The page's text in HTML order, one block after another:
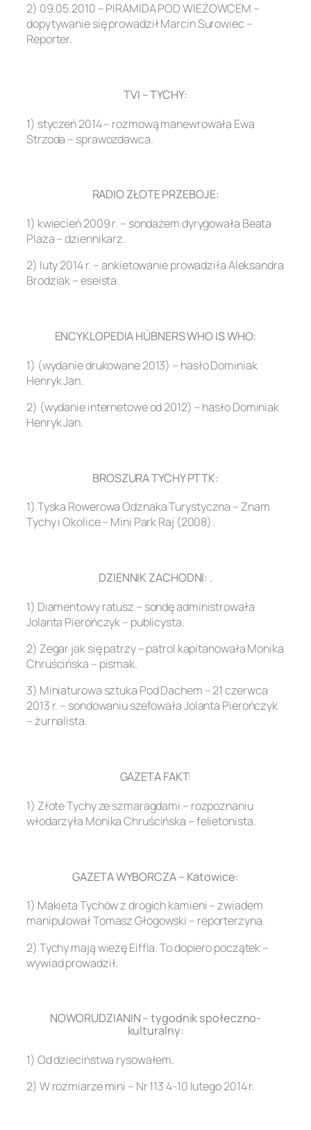
2) 09.05.2010 – PIRAMIDA POD WIEŻOWCEM –
dopytywanie się prowadził Marcin Surowiec –
Reporter.
TVI – TYCHY:
1) styczeń 2014 – rozmową manewrowała Ewa
Strzoda – sprawozdawca.
RADIO ZŁOTE PRZEBOJE:
1) kwiecień 2009 r. – sondażem dyrygowała Beata
Plaza – dziennikarz.
2) luty 2014 r. – ankietowanie prowadziła Aleksandra
Brodziak – eseista.
ENCYKLOPEDIA HÜBNERS WHO IS WHO:
1) (wydanie drukowane 2013) – hasło Dominiak
Henryk Jan.
2) (wydanie internetowe od 2012) – hasło Dominiak
Henryk Jan.
BROSZURA TYCHY PTTK:
1) Tyska Rowerowa Odznaka Turystyczna – Znam
Tychy i Okolice – Mini Park Raj (2008).
DZIENNIK ZACHODNI: .
1) Diamentowy ratusz – sondę administrowała
Jolanta Pierończyk – publicysta.
2) Zegar jak się patrzy – patrol kapitanowała Monika
Chruścińska – pismak.
3) Miniaturowa sztuka Pod Dachem – 21 czerwca
2013 r. – sondowaniu szefowała Jolanta Pierończyk
– żurnalista.
GAZETA FAKT:
1) Złote Tychy ze szmaragdami – rozpoznaniu
włodarzyła Monika Chruścińska – felietonista.
GAZETA WYBORCZA – Katowice:
1) Makieta Tychów z drogich kamieni – zwiadem
manipulował Tomasz Głogowski – reporterzyna.
2) Tychy mają wieżę Eiffla. To dopiero początek –
wywiad prowadził.
NOWORUDZIANIN – tygodnik społeczno-
kulturalny:
1) Od dzieciństwa rysowałem.
2) W rozmiarze mini – Nr 113 4-10 lutego 2014 r.